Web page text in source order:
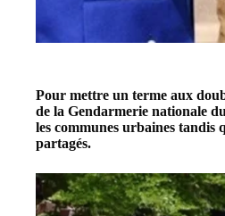
Pour mettre un terme aux
de la Gendarmerie nationale
les communes urbaines tandis
partagés.